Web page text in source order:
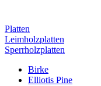
Platten
Leimholzplatten
Sperrholzplatten
Birke
Elliotis Pine